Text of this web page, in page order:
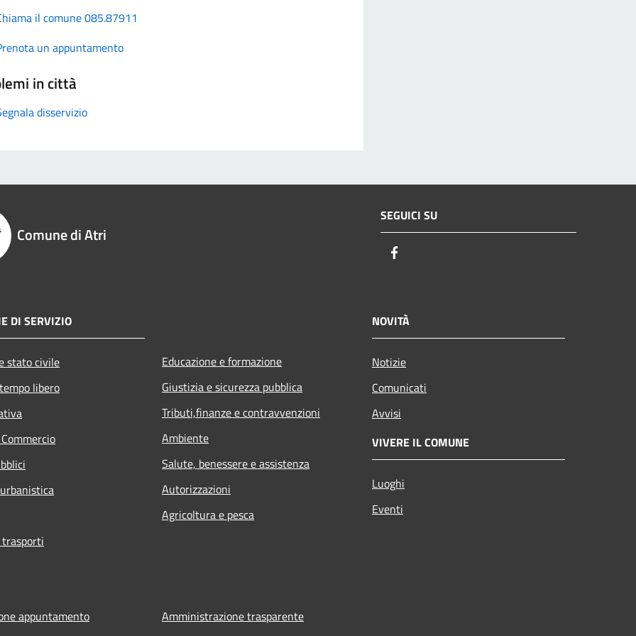
il comune 085.87911
un appuntamento
in città
disservizio
Comune di Atri
SEGUICI SU
DI SERVIZIO
stato civile
libero
Educazione e formazione
Giustizia e sicurezza pubblica
Tributi,finanze e contravvenzioni
Ambiente
Salute, benessere e assistenza
Autorizzazioni
Agricoltura e pesca
NOVITÀ
Notizie
Comunicati
Avvisi
VIVERE IL COMUNE
Luoghi
Eventi
appuntamento
Amministrazione trasparente